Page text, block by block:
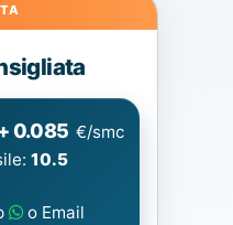
0.085 €/smc
10.5
o Email